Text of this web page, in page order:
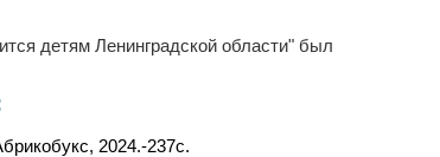
детям Ленинградской области" был
2024.-237с.